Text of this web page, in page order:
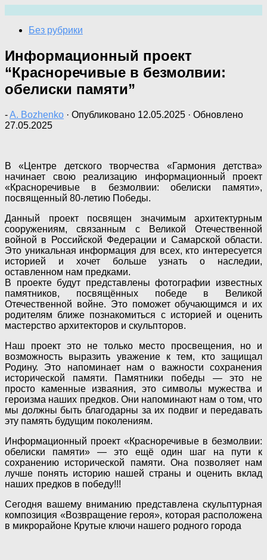
содержимому
Без рубрики
Информационный проект
“Красноречивые в безмолвии:
обелиски памяти”
-A. Bozhenko · Опубликовано 12.05.2025 · Обновлено
27.05.2025
В «Центре детского творчества «Гармония детства»
начинает свою реализацию информационный проект
«Красноречивые в безмолвии: обелиски памяти»,
посвященный 80-летию Победы.
Данный проект посвящен значимым архитектурным
сооружениям, связанным с Великой Отечественной
войной в Российской Федерации и Самарской области.
Это уникальная информация для всех, кто интересуется
историей и хочет больше узнать о наследии,
оставленном нам предками.
В проекте будут представлены фотографии известных
памятников, посвящённых победе в Великой
Отечественной войне. Это поможет обучающимся и их
родителям ближе познакомиться с историей и оценить
мастерство архитекторов и скульпторов.
Наш проект это не только место просвещения, но и
возможность выразить уважение к тем, кто защищал
Родину. Это напоминает нам о важности сохранения
исторической памяти. Памятники победы — это не
просто каменные изваяния, это символы мужества и
героизма наших предков. Они напоминают нам о том, что
мы должны быть благодарны за их подвиг и передавать
эту память будущим поколениям.
Информационный проект «Красноречивые в безмолвии:
обелиски памяти» — это ещё один шаг на пути к
сохранению исторической памяти. Она позволяет нам
лучше понять историю нашей страны и оценить вклад
наших предков в победу!!!
Сегодня вашему вниманию представлена скульптурная
композиция «Возвращение героя», которая расположена
в микрорайоне Крутые ключи нашего родного города